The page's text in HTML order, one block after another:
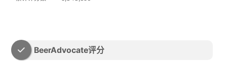
BeerAdvocate评分